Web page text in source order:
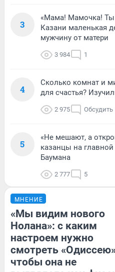
3
«Мама! Мамочка! Ты
Казани маленькая
мужчину от матери
3 984 1
4
Сколько комнат и
для счастья?
2 975 Обсудить
5
«Не мешают, а
казанцы на
Баумана
2 777 5
МНЕНИЕ
«Мы видим нового
Нолана»: с каким
настроем нужно
смотреть
чтобы она не